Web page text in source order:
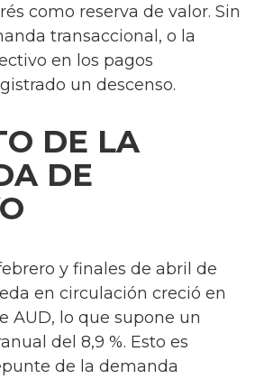
como reserva de valor. Sin
transaccional, o la
en los pagos
un descenso.
DE LA
DE
y finales de abril de
en circulación creció en
AUD, lo que supone un
del 8,9 %. Esto es
de la demanda